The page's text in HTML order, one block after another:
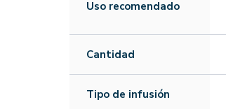
Uso recomendado
Cantidad
Tipo de infusión